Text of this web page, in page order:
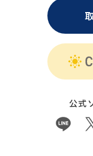
公式